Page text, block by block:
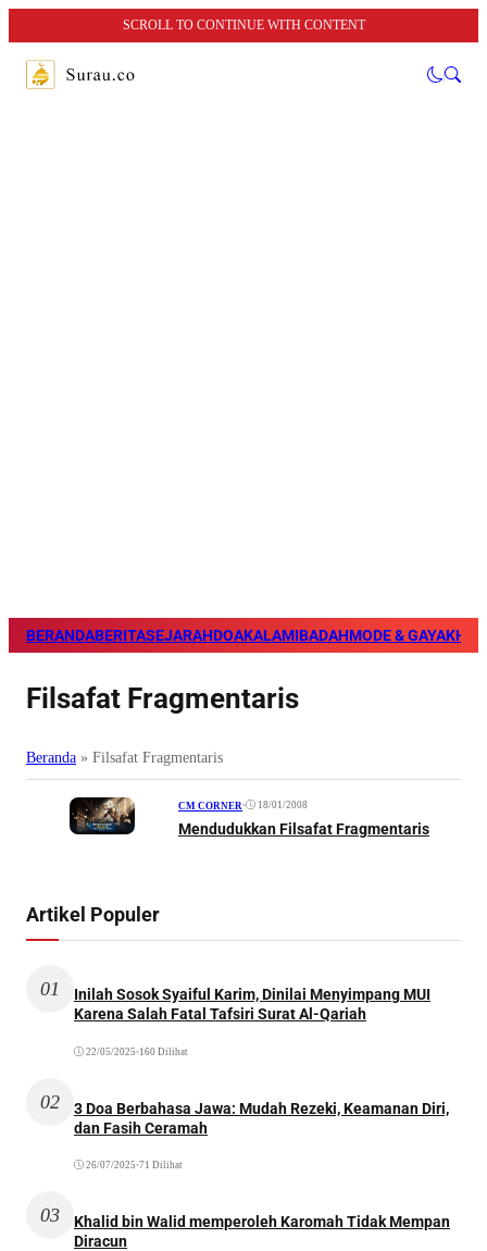
SCROLL TO CONTINUE WITH CONTENT
BERANDABERITASEJARAHDOAKALAMIBADAHMODE & GAYA
Filsafat Fragmentaris
Beranda » Filsafat Fragmentaris
CM CORNER • 18/01/2008
Mendudukkan Filsafat Fragmentaris
Artikel Populer
01
Inilah Sosok Syaiful Karim, Dinilai Menyimpang MUI
Karena Salah Fatal Tafsiri Surat Al-Qariah
22/05/2025 •160 Dilihat
02
3 Doa Berbahasa Jawa: Mudah Rezeki, Keamanan Diri,
dan Fasih Ceramah
26/07/2025 •71 Dilihat
03
Khalid bin Walid memperoleh Karomah Tidak Mempan
Diracun